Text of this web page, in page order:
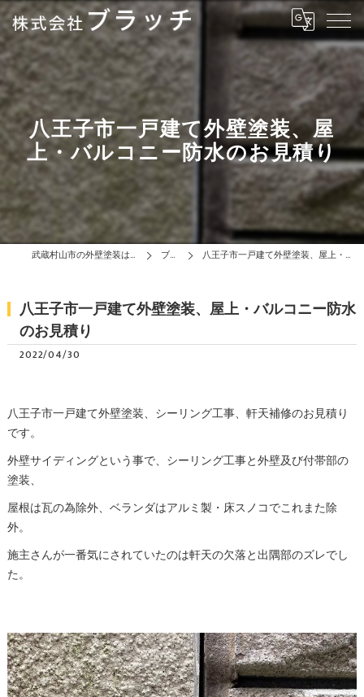
八王子市一戸建て外壁塗装、屋
上・バルコニー防水のお見積り
武蔵村山市の外壁塗装は株式会社ブラッチ ブログ 八王子市一戸建て外壁塗装、屋上・バルコニー防水のお見積り
八王子市一戸建て外壁塗装、屋上・バルコニー防水
のお見積り
2022/04/30
八王子市一戸建て外壁塗装、シーリング工事、軒天補修のお見積り
です。
外壁サイディングという事で、シーリング工事と外壁及び付帯部の
塗装、
屋根は瓦の為除外、ベランダはアルミ製・床スノコでこれまた除
外。
施主さんが一番気にされていたのは軒天の欠落と出隅部のズレでし
た。